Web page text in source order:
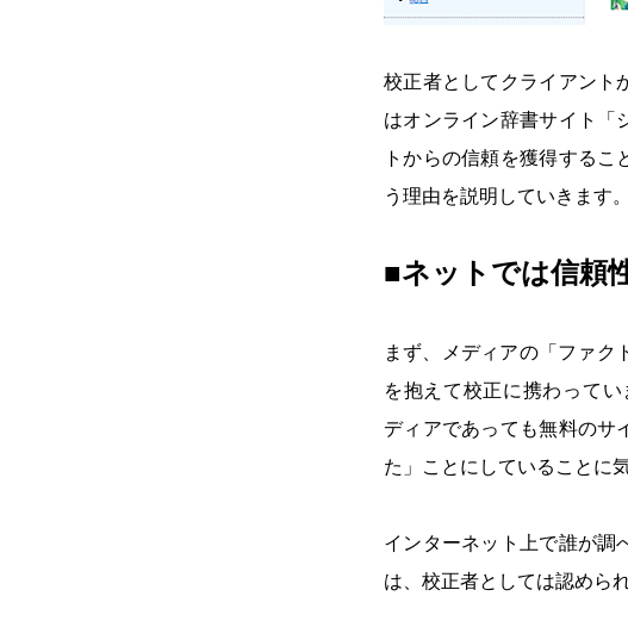
校正者としてクライアント
はオンライン辞書サイト「
トからの信頼を獲得する
う理由を説明していきます。
■ネットでは信頼
まず、メディアの「ファク
を抱えて校正に携わって
ディアであっても無料のサ
た」ことにしていることに
インターネット上で誰が調
は、校正者としては認めら